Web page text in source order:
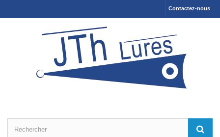
Contactez-nous